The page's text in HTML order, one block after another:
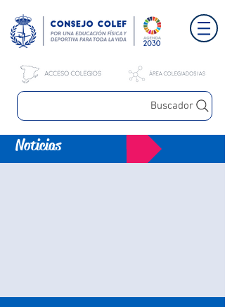
Buscador
Noticias